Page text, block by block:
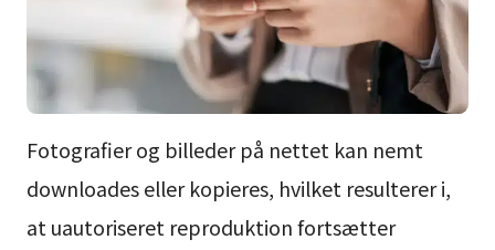
Fotografier og billeder på nettet kan nemt
downloades eller kopieres, hvilket resulterer i,
at uautoriseret reproduktion fortsætter